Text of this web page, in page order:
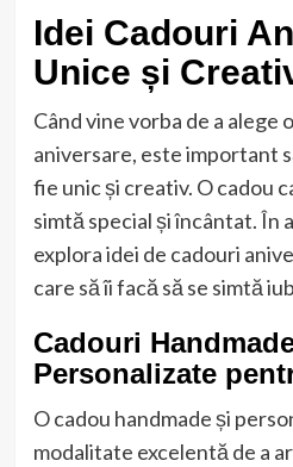
Idei Cadouri
Unice și
Când vine vorba de a alege
aniversare, este important
fie unic și creativ. O cadou
simtă special și încântat. În
explora idei de cadouri
care să îi facă să se simtă
Cadouri
Personalizate
O cadou handmade și
modalitate excelentă de a